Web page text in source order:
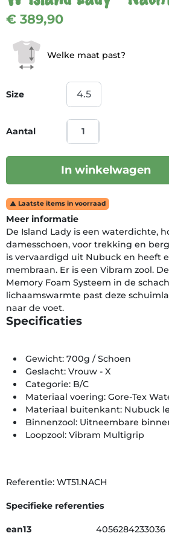
€ 389,90
Size
Welke maat past?
Aantal
In winkelwagen
 Laatste items in voorraad
Meer informatie
De Island Lady is een waterdichte,
damesschoen, voor trekking en
is vervaardigd uit Nubuck en heeft
membraan. Er is een Vibram zool.
Memory Foam Systeem in de
lichaamswarmte past deze
naar de voet.
Specificaties
Gewicht: 700g / Schoen
Geslacht: Vrouw - X
Categorie: B/C
Materiaal voering: Gore-Tex
Materiaal buitenkant: Nubuck
Binnenzool: Uitneembare
Loopzool: Vibram Multigrip
Referentie: WT51.NACH
Specifieke referenties
ean13 4056284233036